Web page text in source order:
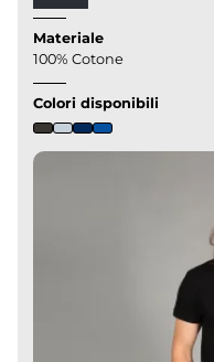
Materiale
100% Cotone
Colori disponibili